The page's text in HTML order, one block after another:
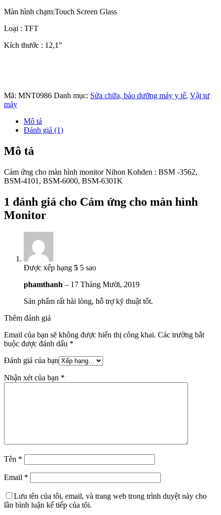
Màn hình chạm:Touch Screen Glass
Loại : TFT
Kích thước : 12,1”
Mã: MNT0986 Danh mục: Sửa chữa, bảo dưỡng máy y tế, Vật tư
máy
Mô tả
Đánh giá (1)
Mô tả
Cảm ứng cho màn hình monitor Nihon Kohden : BSM -3562,
BSM-4101, BSM-6000, BSM-6301K
1 đánh giá cho Cảm ứng cho màn hình
Monitor
Được xếp hạng 5 5 sao
phamthanh – 17 Tháng Mười, 2019
Sản phẩm rất hài lòng, hỗ trợ kỹ thuật tốt.
Thêm đánh giá
Email của bạn sẽ không được hiển thị công khai. Các trường bắt
buộc được đánh dấu *
Đánh giá của bạn
Nhận xét của bạn *
Tên *
Email *
Lưu tên của tôi, email, và trang web trong trình duyệt này cho
lần bình luận kế tiếp của tôi.